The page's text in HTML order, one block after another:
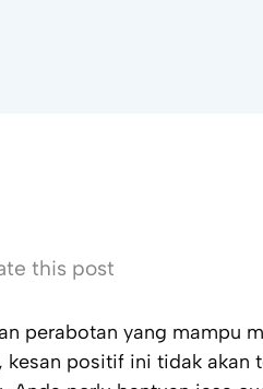
this post
perabotan yang mampu
kesan positif ini tidak akan